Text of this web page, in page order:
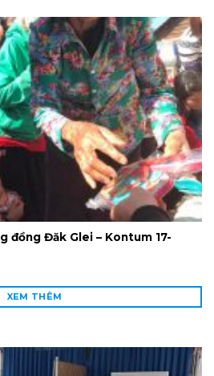
đồng Đăk Glei – Kontum 17-
XEM THÊM